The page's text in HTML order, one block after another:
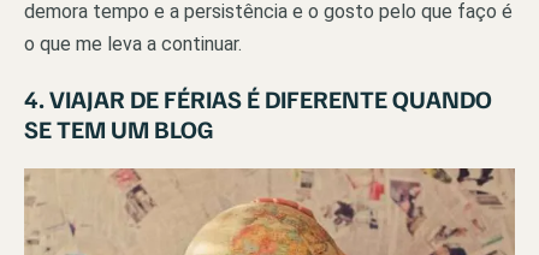
demora tempo e a persistência e o gosto pelo que faço é
o que me leva a continuar.
4. VIAJAR DE FÉRIAS É DIFERENTE QUANDO
SE TEM UM BLOG